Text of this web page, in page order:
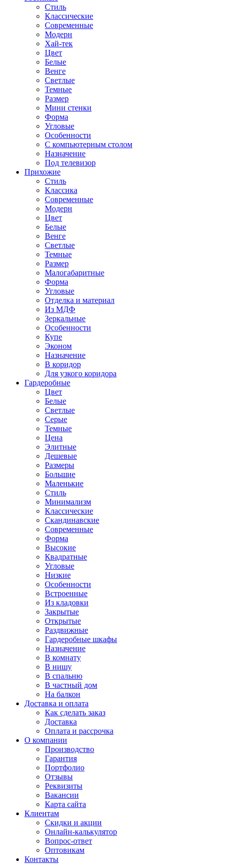
Стиль
Классические
Современные
Модерн
Хай-тек
Цвет
Белые
Венге
Светлые
Темные
Размер
Мини стенки
Форма
Угловые
Особенности
С компьютерным столом
Назначение
Под телевизор
Прихожие
Стиль
Классика
Современные
Модерн
Цвет
Белые
Венге
Светлые
Темные
Размер
Малогабаритные
Форма
Угловые
Отделка и материал
Из МДФ
Зеркальные
Особенности
Купе
Эконом
Назначение
В коридор
Для узкого коридора
Гардеробные
Цвет
Белые
Светлые
Серые
Темные
Цена
Элитные
Дешевые
Размеры
Большие
Маленькие
Стиль
Минимализм
Классические
Скандинавские
Современные
Форма
Высокие
Квадратные
Угловые
Низкие
Особенности
Встроенные
Из кладовки
Закрытые
Открытые
Раздвижные
Гардеробные шкафы
Назначение
В комнату
В нишу
В спальню
В частный дом
На балкон
Доставка и оплата
Как сделать заказ
Доставка
Оплата и рассрочка
О компании
Производство
Гарантия
Портфолио
Отзывы
Реквизиты
Вакансии
Карта сайта
Клиентам
Скидки и акции
Онлайн-калькулятор
Вопрос-ответ
Оптовикам
Контакты